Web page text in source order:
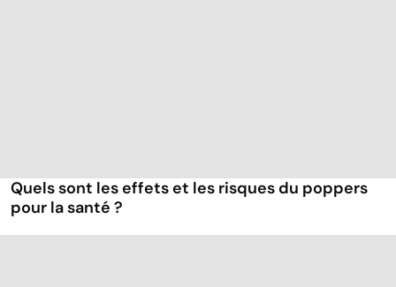
Quels sont les effets et les risques du poppers
pour la santé ?